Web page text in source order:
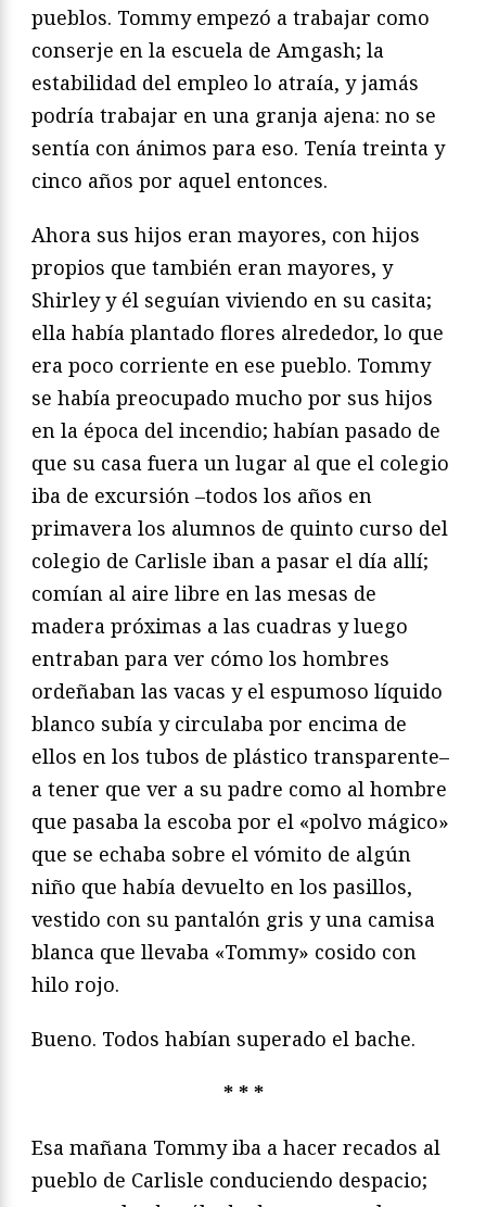
pueblos. Tommy empezó a trabajar como
conserje en la escuela de Amgash; la
estabilidad del empleo lo atraía, y jamás
podría trabajar en una granja ajena: no se
sentía con ánimos para eso. Tenía treinta y
cinco años por aquel entonces.
Ahora sus hijos eran mayores, con hijos
propios que también eran mayores, y
Shirley y él seguían viviendo en su casita;
ella había plantado flores alrededor, lo que
era poco corriente en ese pueblo. Tommy
se había preocupado mucho por sus hijos
en la época del incendio; habían pasado de
que su casa fuera un lugar al que el colegio
iba de excursión –todos los años en
primavera los alumnos de quinto curso del
colegio de Carlisle iban a pasar el día allí;
comían al aire libre en las mesas de
madera próximas a las cuadras y luego
entraban para ver cómo los hombres
ordeñaban las vacas y el espumoso líquido
blanco subía y circulaba por encima de
ellos en los tubos de plástico transparente–
a tener que ver a su padre como al hombre
que pasaba la escoba por el «polvo mágico»
que se echaba sobre el vómito de algún
niño que había devuelto en los pasillos,
vestido con su pantalón gris y una camisa
blanca que llevaba «Tommy» cosido con
hilo rojo.
Bueno. Todos habían superado el bache.
* * *
Esa mañana Tommy iba a hacer recados al
pueblo de Carlisle conduciendo despacio;